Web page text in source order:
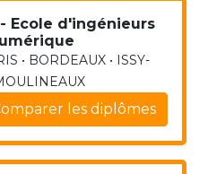
Ecole d'ingénieurs
• BORDEAUX • ISSY-
les diplômes